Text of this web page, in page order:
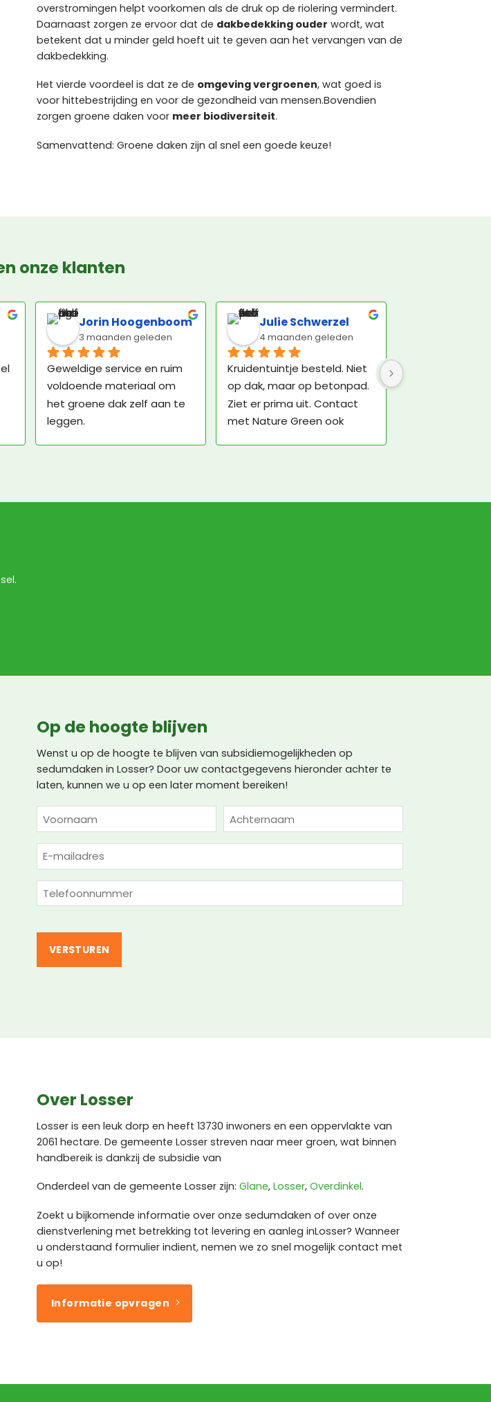
overstromingen helpt voorkomen als de druk op de riolering vermindert.
Daarnaast zorgen ze ervoor dat de dakbedekking ouder wordt, wat
betekent dat u minder geld hoeft uit te geven aan het vervangen van de
dakbedekking.
Het vierde voordeel is dat ze de omgeving vergroenen, wat goed is
voor hittebestrijding en voor de gezondheid van mensen.Bovendien
zorgen groene daken voor meer biodiversiteit.
Samenvattend: Groene daken zijn al snel een goede keuze!
onze klanten
Jorin Hoogenboom
3 maanden geleden
Geweldige service en ruim
voldoende materiaal om
het groene dak zelf aan te
leggen.
Julie Schwerzel
4 maanden geleden
Kruidentuintje besteld. Niet
op dak, maar op betonpad.
Ziet er prima uit. Contact
met Nature Green ook
Op de hoogte blijven
Wenst u op de hoogte te blijven van subsidiemogelijkheden op
sedumdaken in Losser? Door uw contactgegevens hieronder achter te
laten, kunnen we u op een later moment bereiken!
NAAM
(VEREIST)
Voornaam Achternaam
E-
mailadres
(Vereist)
Telefoon
(Vereist)
Over Losser
Losser is een leuk dorp en heeft 13730 inwoners en een oppervlakte van
2061 hectare. De gemeente Losser streven naar meer groen, wat binnen
handbereik is dankzij de subsidie van
Onderdeel van de gemeente Losser zijn: Glane, Losser, Overdinkel.
Zoekt u bijkomende informatie over onze sedumdaken of over onze
dienstverlening met betrekking tot levering en aanleg inLosser? Wanneer
u onderstaand formulier indient, nemen we zo snel mogelijk contact met
u op!
Informatie opvragen